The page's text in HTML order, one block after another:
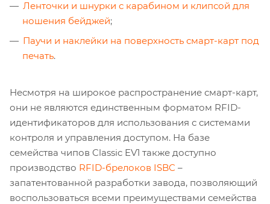
Ленточки и шнурки с карабином и клипсой для
ношения бейджей;
Паучи и наклейки на поверхность смарт-карт под
печать.
Несмотря на широкое распространение смарт-карт,
они не являются единственным форматом RFID-
идентификаторов для использования с системами
контроля и управления доступом. На базе
семейства чипов Classic EV1 также доступно
производство RFID-брелоков ISBC –
запатентованной разработки завода, позволяющий
воспользоваться всеми преимуществами семейства